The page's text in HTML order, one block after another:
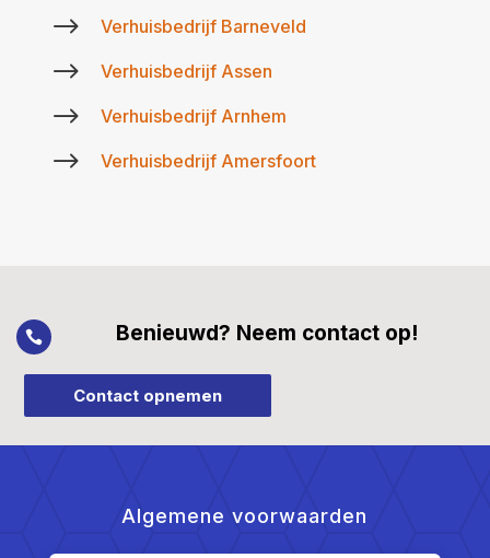
$ Verhuisbedrijf Barneveld
$ Verhuisbedrijf Assen
$ Verhuisbedrijf Arnhem
$ Verhuisbedrijf Amersfoort
 Benieuwd? Neem contact op!
Contact opnemen
Algemene voorwaarden